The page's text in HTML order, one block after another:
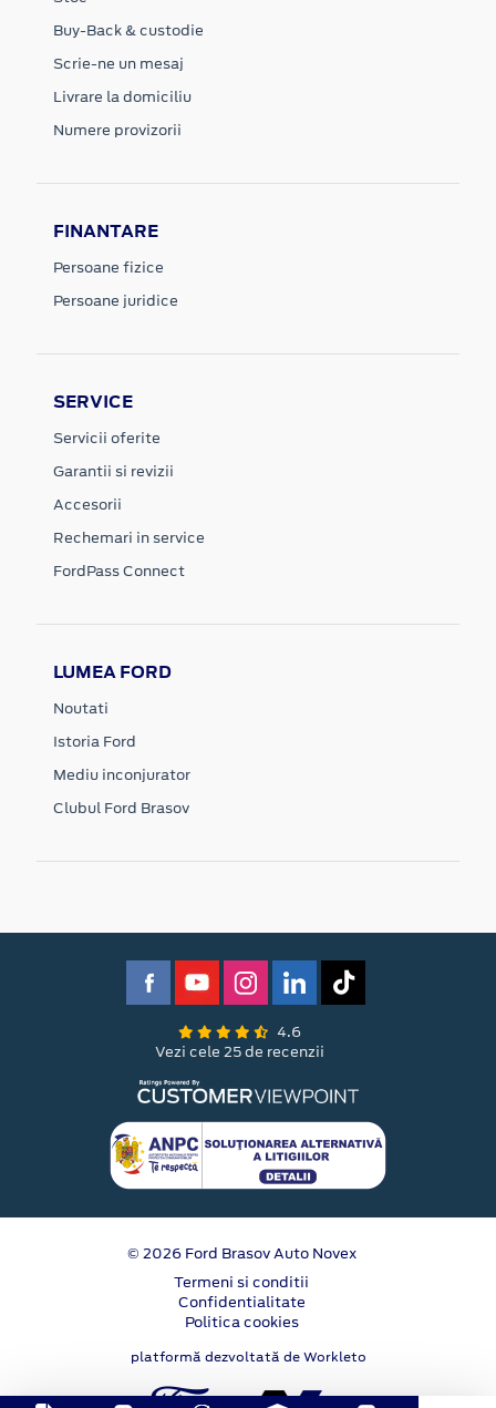
Buy-Back & custodie
Scrie-ne un mesaj
Livrare la domiciliu
Numere provizorii
FINANTARE
Persoane fizice
Persoane juridice
SERVICE
Servicii oferite
Garantii si revizii
Accesorii
Rechemari in service
FordPass Connect
LUMEA FORD
Noutati
Istoria Ford
Mediu inconjurator
Clubul Ford Brasov
4.6
Vezi cele 25 de recenzii
© 2026 Ford Brasov Auto Novex
Termeni si conditii
Confidentialitate
Politica cookies
platformă dezvoltată de Workleto